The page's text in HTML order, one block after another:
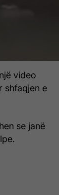
video
shfaqjen e
se janë